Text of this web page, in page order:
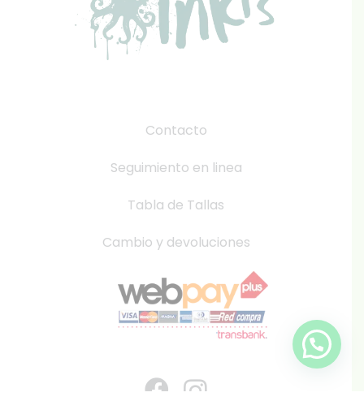
Contacto
Seguimiento en linea
Tabla de Tallas
Cambio y devoluciones